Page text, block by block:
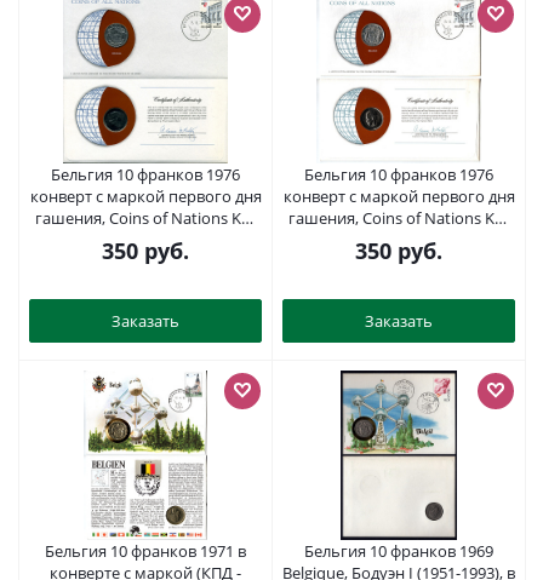
Бельгия 10 франков 1976
конверт с маркой первого дня
гашения, Coins of Nations KM
155.1 никель UNC 4294-42-3
350 руб.
Заказать
Бельгия 10 франков 1976
конверт с маркой первого дня
гашения, Coins of Nations KM
155.1 никель UNC 4294-26-1
350 руб.
Заказать
Бельгия 10 франков 1971 в
конверте с маркой (КПД -
Бельгия 10 франков 1969
Belgique, Бодуэн I (1951-1993), в